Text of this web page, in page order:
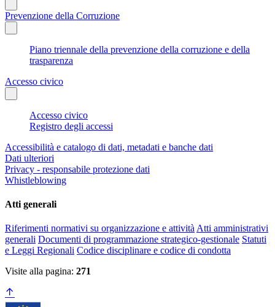
Prevenzione della Corruzione
Piano triennale della prevenzione della corruzione e della
trasparenza
Accesso civico
Accesso civico
Registro degli accessi
Accessibilità e catalogo di dati, metadati e banche dati
Dati ulteriori
Privacy - responsabile protezione dati
Whistleblowing
Atti generali
Riferimenti normativi su organizzazione e attività Atti amministrativi
generali Documenti di programmazione strategico-gestionale Statuti
e Leggi Regionali Codice disciplinare e codice di condotta
Visite alla pagina: 271